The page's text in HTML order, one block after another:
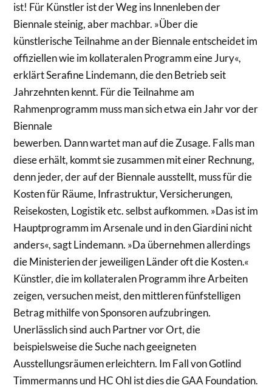
ist! Für Künstler ist der Weg ins Innenleben der
Biennale steinig, aber machbar. »Über die
künstlerische Teilnahme an der Biennale entscheidet im
offiziellen wie im kollateralen Programm eine Jury«,
erklärt Serafine Lindemann, die den Betrieb seit
Jahrzehnten kennt. Für die Teilnahme am
Rahmenprogramm muss man sich etwa ein Jahr vor der
Biennale
bewerben. Dann wartet man auf die Zusage. Falls man
diese erhält, kommt sie zusammen mit einer Rechnung,
denn jeder, der auf der Biennale ausstellt, muss für die
Kosten für Räume, Infrastruktur, Versicherungen,
Reisekosten, Logistik etc. selbst aufkommen. »Das ist im
Hauptprogramm im Arsenale und in den Giardini nicht
anders«, sagt Lindemann. »Da übernehmen allerdings
die Ministerien der jeweiligen Länder oft die Kosten.«
Künstler, die im kollateralen Programm ihre Arbeiten
zeigen, versuchen meist, den mittleren fünfstelligen
Betrag mithilfe von Sponsoren aufzubringen.
Unerlässlich sind auch Partner vor Ort, die
beispielsweise die Suche nach geeigneten
Ausstellungsräumen erleichtern. Im Fall von Gotlind
Timmermanns und HC Ohl ist dies die GAA Foundation.